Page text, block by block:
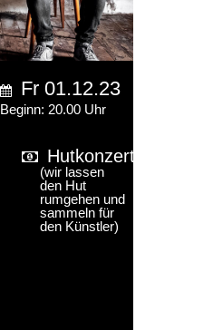
Fr 01.12.23
Beginn: 20.00 Uhr
Hutkonzert
(wir lassen
den Hut
rumgehen und
sammeln für
den Künstler)